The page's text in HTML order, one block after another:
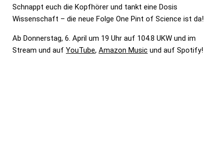
Schnappt euch die Kopfhörer und tankt eine Dosis
Wissenschaft – die neue Folge One Pint of Science ist da!
Ab Donnerstag, 6. April um 19 Uhr auf 104.8 UKW und im
Stream und auf YouTube, Amazon Music und auf Spotify!